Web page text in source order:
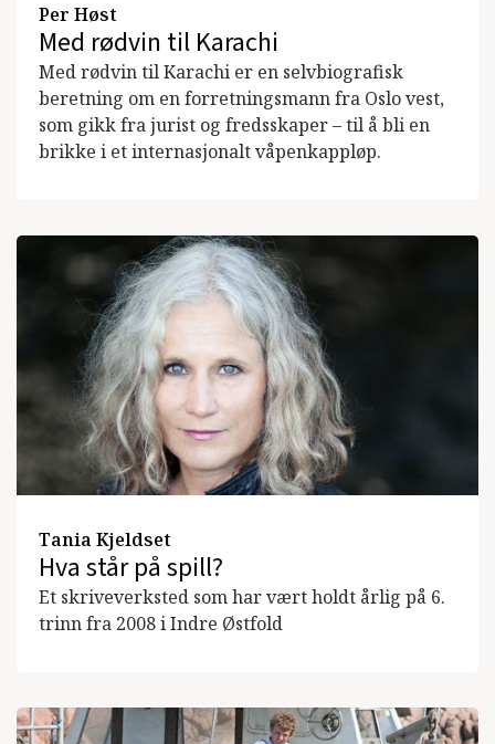
Per Høst
Med rødvin til Karachi
Med rødvin til Karachi er en selvbiografisk
beretning om en forretningsmann fra Oslo vest,
som gikk fra jurist og fredsskaper – til å bli en
brikke i et internasjonalt våpenkappløp.
Tania Kjeldset
Hva står på spill?
Et skriveverksted som har vært holdt årlig på 6.
trinn fra 2008 i Indre Østfold